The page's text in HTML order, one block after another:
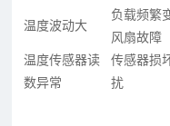
温度波动大
负载频繁
风扇故障
温度传感器读
数异常
传感器损
扰